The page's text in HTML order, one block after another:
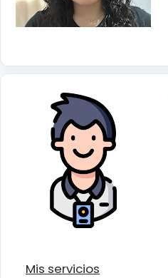
Mis servicios